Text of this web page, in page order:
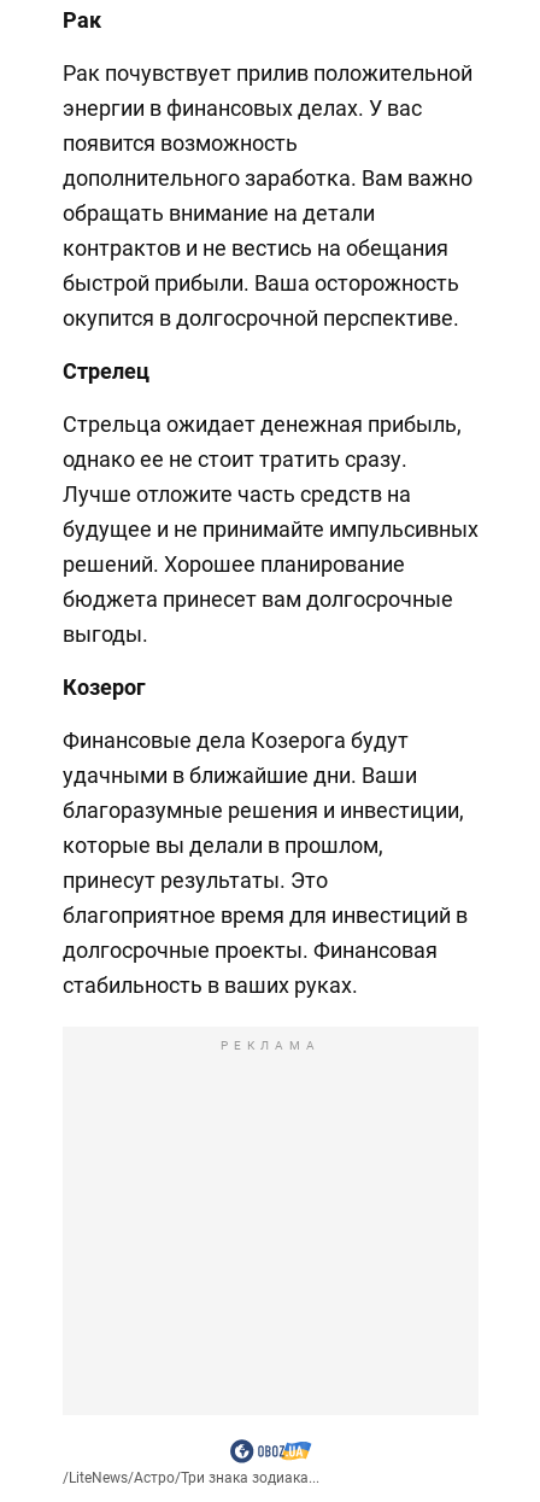
Рак
Рак почувствует прилив положительной
энергии в финансовых делах. У вас
появится возможность
дополнительного заработка. Вам важно
обращать внимание на детали
контрактов и не вестись на обещания
быстрой прибыли. Ваша осторожность
окупится в долгосрочной перспективе.
Стрелец
Стрельца ожидает денежная прибыль,
однако ее не стоит тратить сразу.
Лучше отложите часть средств на
будущее и не принимайте импульсивных
решений. Хорошее планирование
бюджета принесет вам долгосрочные
выгоды.
Козерог
Финансовые дела Козерога будут
удачными в ближайшие дни. Ваши
благоразумные решения и инвестиции,
которые вы делали в прошлом,
принесут результаты. Это
благоприятное время для инвестиций в
долгосрочные проекты. Финансовая
стабильность в ваших руках.
РЕКЛАМА
/LiteNews/Астро/Три знака зодиака...